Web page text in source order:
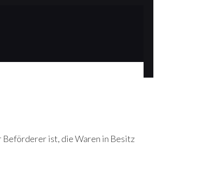
Beförderer ist, die Waren in Besitz